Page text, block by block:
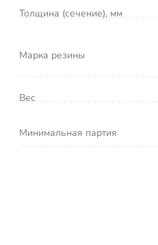
Толщина (сечение), мм
Марка резины
Вес
Минимальная партия